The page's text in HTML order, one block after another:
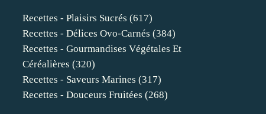
Recettes - Plaisirs Sucrés (617)
Recettes - Délices Ovo-Carnés (384)
Recettes - Gourmandises Végétales Et
Céréalières (320)
Recettes - Saveurs Marines (317)
Recettes - Douceurs Fruitées (268)